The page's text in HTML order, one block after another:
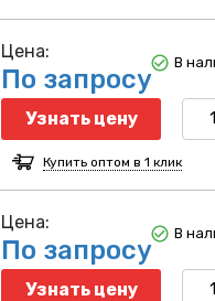
Цена:
По запросу
Узнать цену
В
Купить оптом в 1 клик
Цена:
По запросу
Узнать цену
В